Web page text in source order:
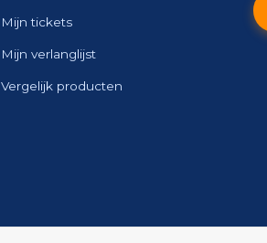
Mijn tickets
Mijn verlanglijst
Vergelijk producten